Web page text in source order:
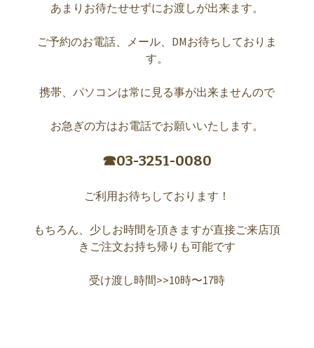
あまりお待たせせずにお渡しが出来ます。
ご予約のお電話、メール、DMお待ちしておりま
す。
携帯、パソコンは常に見る事が出来ませんので
お急ぎの方はお電話でお願いいたします。
☎︎03-3251-0080
ご利用お待ちしております！
もちろん、少しお時間を頂きますが直接ご来店頂
きご注文お持ち帰りも可能です
受け渡し時間>>10時〜17時